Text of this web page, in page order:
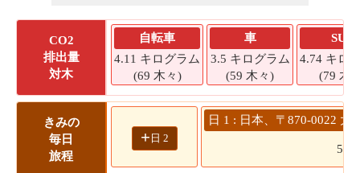
CO2
排出量
対木
自転車
4.11 キログラム
(69 木々)
車
3.5 キログラム
(59 木々)
SUV
4.74 キロ
(79 木
きみの
毎日
旅程
+ 日 2
日 1 : 日本、〒870-0022 大
53